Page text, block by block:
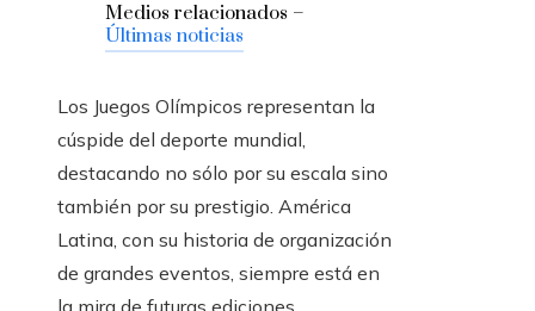
Medios relacionados –
Últimas noticias
Los Juegos Olímpicos representan la
cúspide del deporte mundial,
destacando no sólo por su escala sino
también por su prestigio. América
Latina, con su historia de organización
de grandes eventos, siempre está en